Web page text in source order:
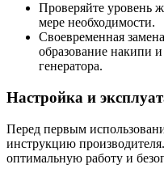
Проверяйте уровень
мере необходимости.
Своевременная
образование накипи
генератора.
Настройка и
Перед первым
инструкцию
оптимальную работу и